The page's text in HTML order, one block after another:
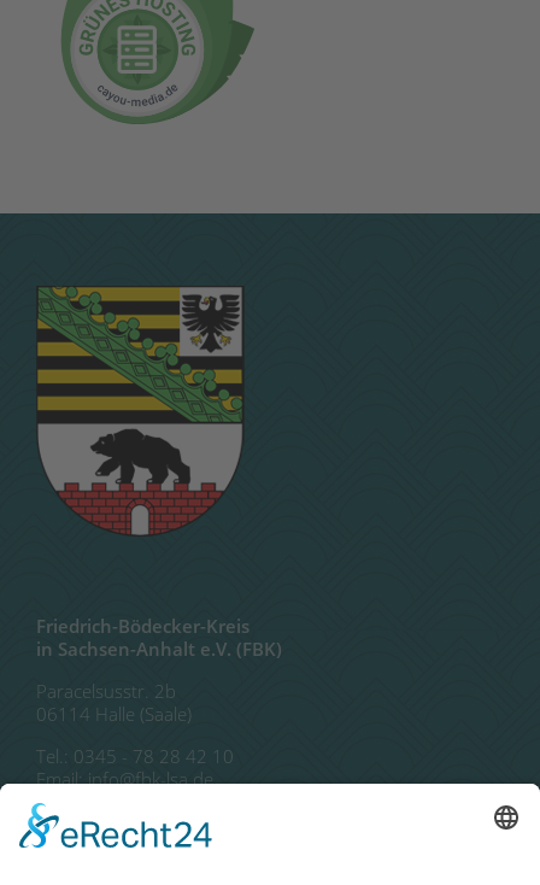
Friedrich-Bödecker-Kreis
in Sachsen-Anhalt e.V. (FBK)
Paracelsusstr. 2b
06114 Halle (Saale)
Tel.: 0345 - 78 28 42 10
Email: info@fbk-lsa.de